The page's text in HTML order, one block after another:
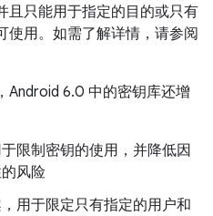
且只能用于指定的目的或只有
使用。如需了解详情，请参阅
Android 6.0 中的密钥库还增
限制密钥的使用，并降低因
风险
用于限定只有指定的用户和